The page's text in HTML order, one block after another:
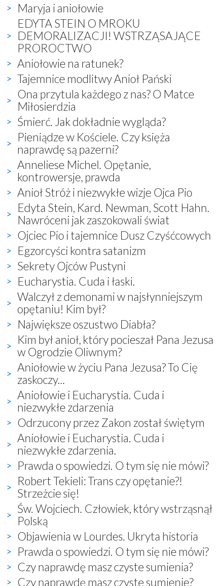
Maryja i aniołowie
EDYTA STEIN O MROKU
DEMORALIZACJI! WSTRZĄSAJĄCE
PROROCTWO
Aniołowie na ratunek?
Tajemnice modlitwy Anioł Pański
Ona przytula każdego z nas? O Matce
Miłosierdzia
Śmierć. Jak dokładnie wygląda?
Pieniądze w Kościele. Czy księża
naprawdę są pazerni?
Anneliese Michel. Opętanie,
kontrowersje, prawda
Anioł Stróż i niezwykłe wizje Ojca Pio
Edyta Stein, Kard. Newman, Scott Hahn.
Nawróceni jak zaszokowali świat
Ojciec Pio i tajemnice Dusz Czyśćcowych
Egzorcyści kontra satanizm
Sekrety Ojców Pustyni
Eucharystia. Cuda i łaski.
Walczył z demonami w najsłynniejszym
opętaniu! Kim był?
Największe oszustwo Diabła?
Kim był anioł, który pocieszał Pana Jezusa
w Ogrodzie Oliwnym?
Aniołowie w życiu Pana Jezusa? To Cię
zaskoczy...
Aniołowie i Eucharystia. Cuda i
niezwykłe zdarzenia
Odrzucony przez Zakon został świętym
Aniołowie i Eucharystia. Cuda i
niezwykłe zdarzenia.
Prawda o spowiedzi. O tym się nie mówi?
Robert Tekieli: Trans czy opętanie?!
Strzeżcie się!
Św. Wojciech. Człowiek, który wstrząsnął
Polską
Objawienia w Lourdes. Ukryta historia
Prawda o spowiedzi. O tym się nie mówi?
Czy naprawdę masz czyste sumienia?
Czy naprawdę masz czyste sumienie?